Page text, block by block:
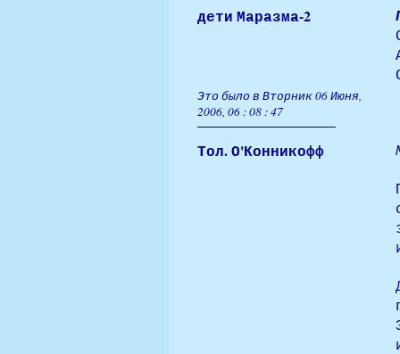
дети Маразма-2
Это было в Вторник 06 Июня,
2006, 06 : 08 : 47
Тол. О'Конникофф